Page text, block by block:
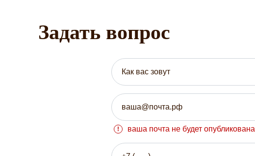
Задать вопрос
ваша почта не будет опубликована